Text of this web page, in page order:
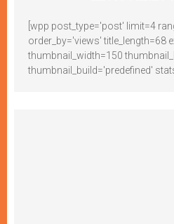
[wpp post_type='post' limit=4
order_by='views' title_length=68
thumbnail_width=150
thumbnail_build='predefined'